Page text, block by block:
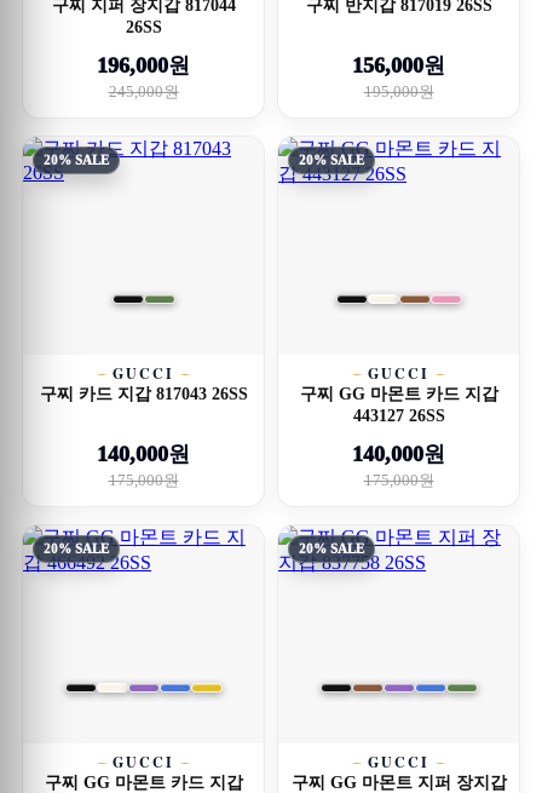
구찌 지퍼 장지갑 817044
26SS
196,000원
245,000원
구찌 반지갑 817019 26SS
156,000원
195,000원
20% SALE
GUCCI
구찌 카드 지갑 817043 26SS
140,000원
175,000원
20% SALE
GUCCI
구찌 GG 마몬트 카드 지갑
443127 26SS
140,000원
175,000원
20% SALE
GUCCI
구찌 GG 마몬트 카드 지갑
20% SALE
GUCCI
구찌 GG 마몬트 지퍼 장지갑